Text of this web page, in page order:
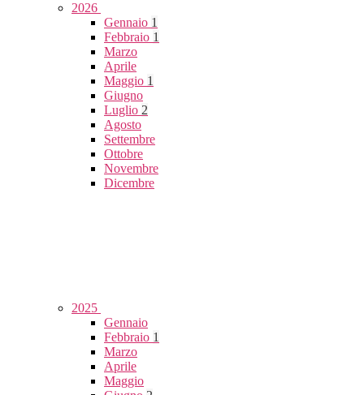
2026
Gennaio 1
Febbraio 1
Marzo
Aprile
Maggio 1
Giugno
Luglio 2
Agosto
Settembre
Ottobre
Novembre
Dicembre
2025
Gennaio
Febbraio 1
Marzo
Aprile
Maggio